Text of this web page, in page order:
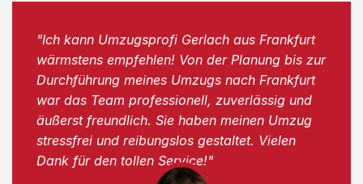
"Ich kann Umzugsprofi Gerlach aus Frankfurt
wärmstens empfehlen! Von der Planung bis zur
Durchführung meines Umzugs nach Frankfurt
war das Team professionell, zuverlässig und
äußerst freundlich. Sie haben meinen Umzug
stressfrei und reibungslos gestaltet. Vielen
Dank für den tollen Service!"